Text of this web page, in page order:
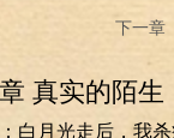
下一章
真实的陌生
月光走后，我杀